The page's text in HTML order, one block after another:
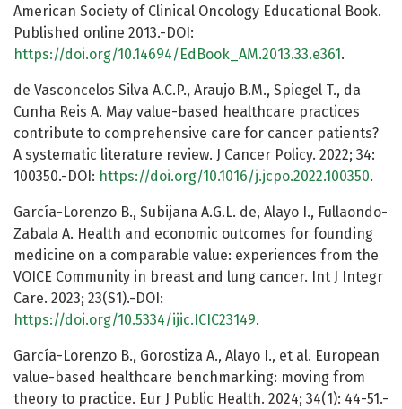
American Society of Clinical Oncology Educational Book.
Published online 2013.-DOI:
https://doi.org/10.14694/EdBook_AM.2013.33.e361 .
de Vasconcelos Silva A.C.P., Araujo B.M., Spiegel T., da
Cunha Reis A. May value-based healthcare practices
contribute to comprehensive care for cancer patients?
A systematic literature review. J Cancer Policy. 2022; 34:
100350.-DOI: https://doi.org/10.1016/j.jcpo.2022.100350.
García-Lorenzo B., Subijana A.G.L. de, Alayo I., Fullaondo-
Zabala A. Health and economic outcomes for founding
medicine on a comparable value: experiences from the
VOICE Community in breast and lung cancer. Int J Integr
Care. 2023; 23(S1).-DOI:
https://doi.org/10.5334/ijic.ICIC23149.
García-Lorenzo B., Gorostiza A., Alayo I., et al. European
value-based healthcare benchmarking: moving from
theory to practice. Eur J Public Health. 2024; 34(1): 44-51.-